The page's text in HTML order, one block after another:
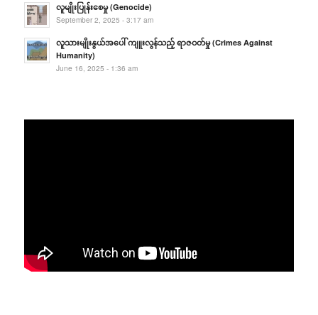
လူမျိုးပြုန်းစေမှု (Genocide)
September 2, 2025 - 3:17 am
လူသားမျိုးနွယ်အပေါ် ကျူးလွန်သည့် ရာဇဝတ်မှု (Crimes Against
Humanity)
June 16, 2025 - 1:36 am